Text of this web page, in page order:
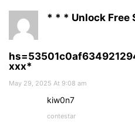
* * * Unlock Free
ххх*
May 29, 2025 At 9:08 am
kiw0n7
contestar